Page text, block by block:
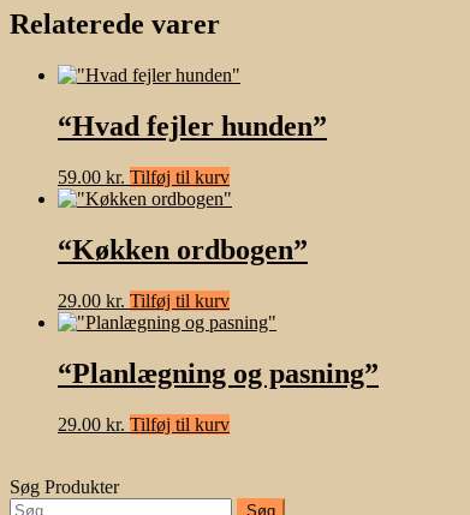
Relaterede varer
“Hvad fejler hunden”
59.00 kr. Tilføj til kurv
“Køkken ordbogen”
29.00 kr. Tilføj til kurv
“Planlægning og pasning”
29.00 kr. Tilføj til kurv
Søg Produkter
Søg